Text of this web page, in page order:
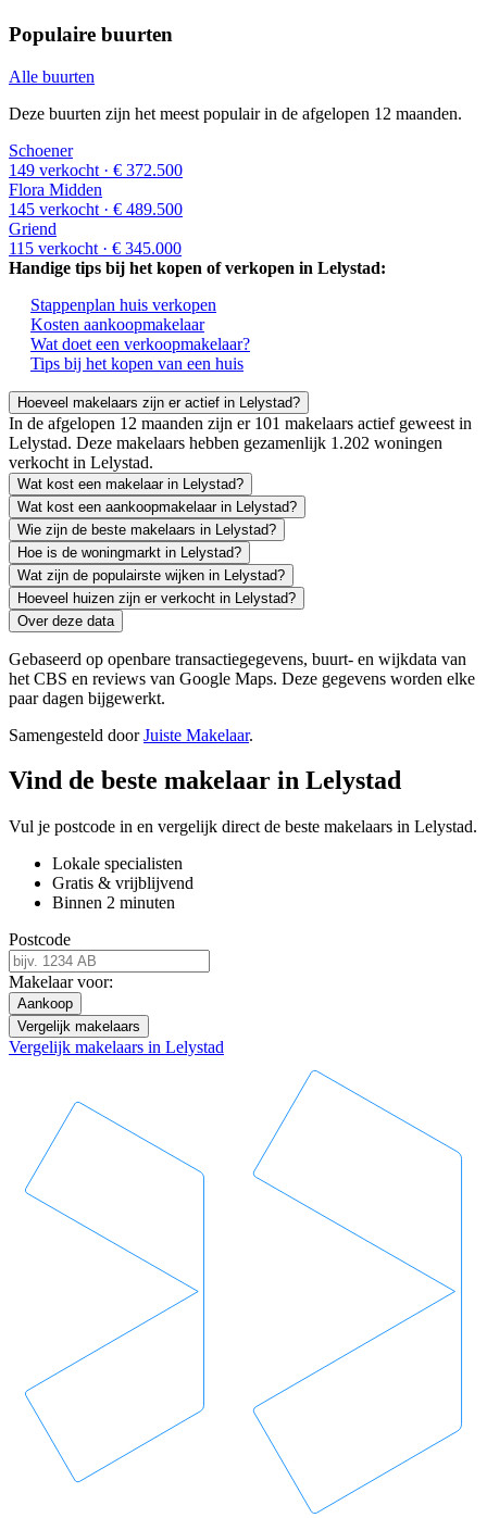
Populaire buurten
Alle buurten
Deze buurten zijn het meest populair in de afgelopen 12 maanden.
Schoener
149 verkocht · € 372.500
Flora Midden
145 verkocht · € 489.500
Griend
115 verkocht · € 345.000
Handige tips bij het kopen of verkopen in Lelystad:
Stappenplan huis verkopen
Kosten aankoopmakelaar
Wat doet een verkoopmakelaar?
Tips bij het kopen van een huis
Hoeveel makelaars zijn er actief in Lelystad?
In de afgelopen 12 maanden zijn er 101 makelaars actief geweest in
Lelystad. Deze makelaars hebben gezamenlijk 1.202 woningen
verkocht in Lelystad.
Wat kost een makelaar in Lelystad?
Wat kost een aankoopmakelaar in Lelystad?
Wie zijn de beste makelaars in Lelystad?
Hoe is de woningmarkt in Lelystad?
Wat zijn de populairste wijken in Lelystad?
Hoeveel huizen zijn er verkocht in Lelystad?
Over deze data
Gebaseerd op openbare transactiegegevens, buurt- en wijkdata van
het CBS en reviews van Google Maps. Deze gegevens worden elke
paar dagen bijgewerkt.
Samengesteld doorJuiste Makelaar.
Vind de beste makelaar in Lelystad
Vul je postcode in en vergelijk direct de beste makelaars in Lelystad.
Lokale specialisten
Gratis & vrijblijvend
Binnen 2 minuten
Postcode
Makelaar voor:
Aankoop
Vergelijk makelaars
Vergelijk makelaars in Lelystad